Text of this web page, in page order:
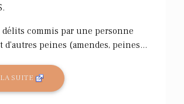
commis par une personne
d'autres peines (amendes, peines...
SUITE